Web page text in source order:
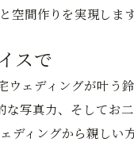
空間作りを実現しま
スで
ェディングが叶う
写真力、そしてお
ディングから親しい